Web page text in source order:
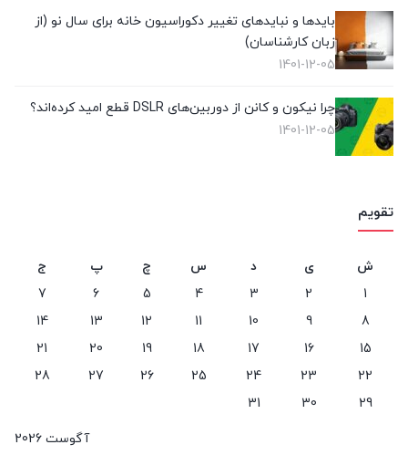
بایدها و نبایدهای تغییر دکوراسیون خانه برای سال نو (از
زبان کارشناسان)
1401-12-05
چرا نیکون و کانن از دوربین‌های DSLR قطع امید کرده‌اند؟
1401-12-05
تقویم
آگوست 2026
ش ی د س چ پ
ج
1
2
3
4
5
6
7
8
9
10
11
12
13
14
15
16
17
18
19
20
21
22
23
24
25
26
27
28
29
30
31